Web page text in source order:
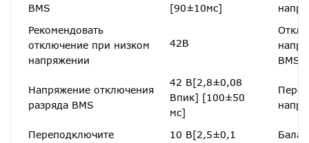
BMS
[90±10мс]
Рекомендовать
отключение при низком
напряжении
42В
BMS
Напряжение отключения
разряда BMS
42 В[2,8±0,08
Впик] [100±50
мс]
Переподключите
10 В[2,5±0,1